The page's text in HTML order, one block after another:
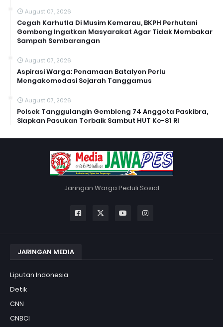
August 07, 2026
Cegah Karhutla Di Musim Kemarau, BKPH Perhutani
Gombong Ingatkan Masyarakat Agar Tidak Membakar
Sampah Sembarangan
August 07, 2026
Aspirasi Warga: Penamaan Batalyon Perlu
Mengakomodasi Sejarah Tanggamus
August 07, 2026
Polsek Tanggulangin Gembleng 74 Anggota Paskibra,
Siapkan Pasukan Terbaik Sambut HUT Ke-81 RI
Jaringan Warga Peduli Sosial
JARINGAN MEDIA
Liputan Indonesia
Detik
CNN
CNBCI